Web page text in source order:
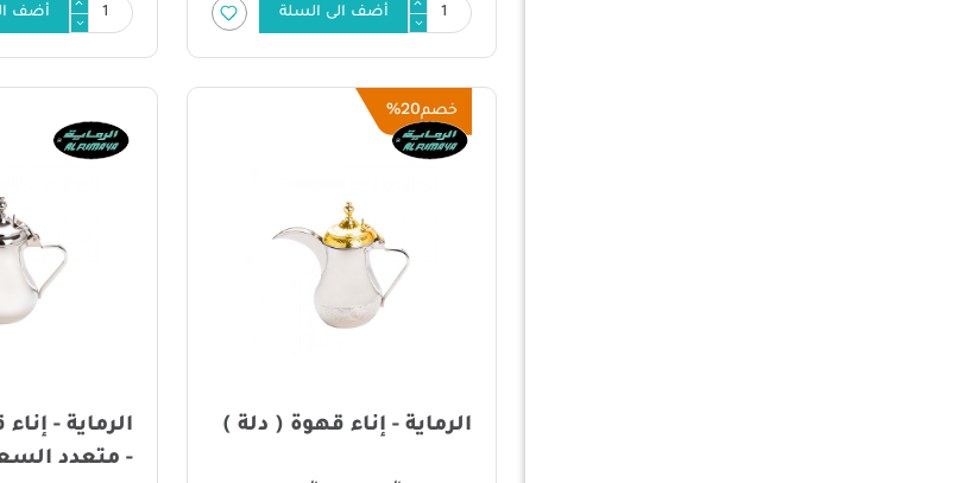
أضف الى السلة أضف
خصم20%
الرماية - إناء قهوة ( دلة )
الرماية -
- متعدد